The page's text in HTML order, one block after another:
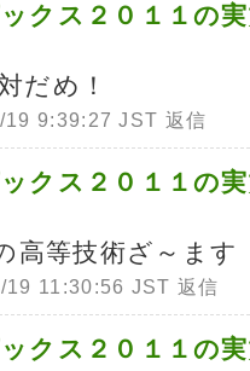
クス２０１１の
だめ！
19 9:39:27 JST 返信
クス２０１１の
高等技術ざ～ます
19 11:30:56 JST 返信
クス２０１１の